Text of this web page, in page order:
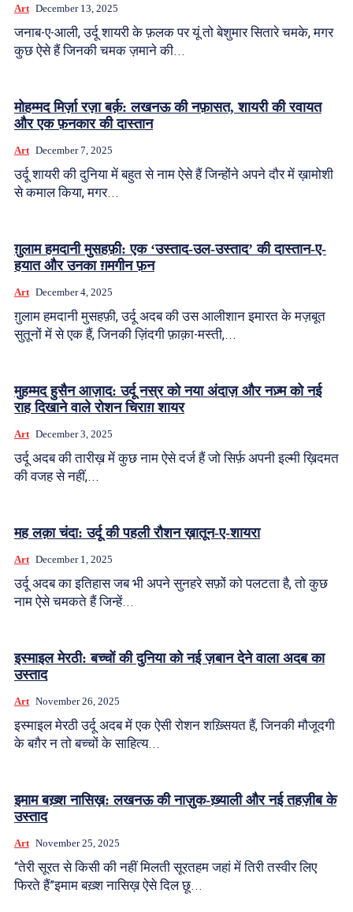
Art December 13, 2025
जनाब-ए-आली, उर्दू शायरी के फ़लक पर यूं तो बेशुमार सितारे चमके, मगर
कुछ ऐसे हैं जिनकी चमक ज़माने की...
मोहम्मद मिर्ज़ा रज़ा बर्क़: लखनऊ की नफ़ासत, शायरी की रवायत
और एक फ़नकार की दास्तान
Art December 7, 2025
उर्दू शायरी की दुनिया में बहुत से नाम ऐसे हैं जिन्होंने अपने दौर में ख़ामोशी
से कमाल किया, मगर...
ग़ुलाम हमदानी मुसहफ़ी: एक ‘उस्ताद-उल-उस्ताद’ की दास्तान-ए-
हयात और उनका ग़मगीन फ़न
Art December 4, 2025
ग़ुलाम हमदानी मुसहफ़ी, उर्दू अदब की उस आलीशान इमारत के मज़बूत
सुतूनों में से एक हैं, जिनकी ज़िंदगी फ़ाक़ा-मस्ती,...
मुहम्मद हुसैन आज़ाद: उर्दू नस्र को नया अंदाज़ और नज़्म को नई
राह दिखाने वाले रोशन चिराग़ शायर
Art December 3, 2025
उर्दू अदब की तारीख़ में कुछ नाम ऐसे दर्ज हैं जो सिर्फ़ अपनी इल्मी ख़िदमत
की वजह से नहीं,...
मह लक़ा चंदा: उर्दू की पहली रौशन ख़ातून-ए-शायरा
Art December 1, 2025
उर्दू अदब का इतिहास जब भी अपने सुनहरे सफ़ों को पलटता है, तो कुछ
नाम ऐसे चमकते हैं जिन्हें...
इस्माइल मेरठी: बच्चों की दुनिया को नई ज़बान देने वाला अदब का
उस्ताद
Art November 26, 2025
इस्माइल मेरठी उर्दू अदब में एक ऐसी रोशन शख़्सियत हैं, जिनकी मौजूदगी
के बग़ैर न तो बच्चों के साहित्य...
इमाम बख़्श नासिख़: लखनऊ की नाज़ुक-ख़्याली और नई तहज़ीब के
उस्ताद
Art November 25, 2025
“तेरी सूरत से किसी की नहीं मिलती सूरतहम जहां में तिरी तस्वीर लिए
फिरते हैं”इमाम बख़्श नासिख़ ऐसे दिल छू...